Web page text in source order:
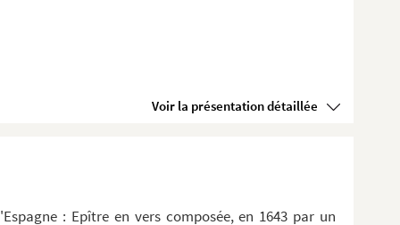
Voir la présentation détaillée
: Epître en vers composée, en 1643 par un